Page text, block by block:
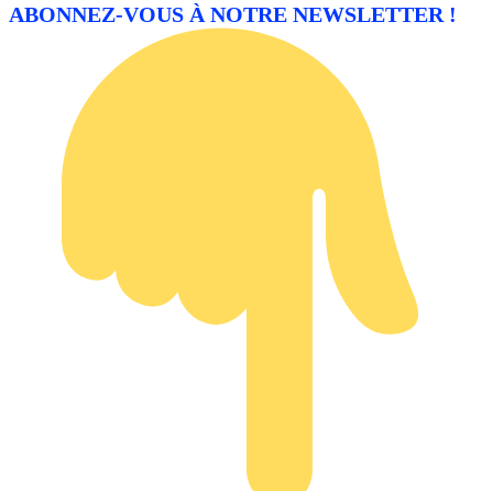
ABONNEZ-VOUS À NOTRE NEWSLETTER !